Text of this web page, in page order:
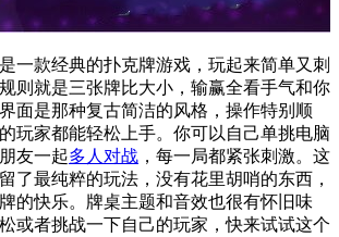
是一款经典的扑克牌游戏，玩起来简单又刺
则就是三张牌比大小，输赢全看手气和你
面是那种复古简洁的风格，操作特别顺
玩家都能轻松上手。你可以自己单挑电脑
友一起多人对战 ，每一局都紧张刺激。这
了最纯粹的玩法，没有花里胡哨的东西，
的快乐。牌桌主题和音效也很有怀旧味
或者挑战一下自己的玩家，快来试试这个